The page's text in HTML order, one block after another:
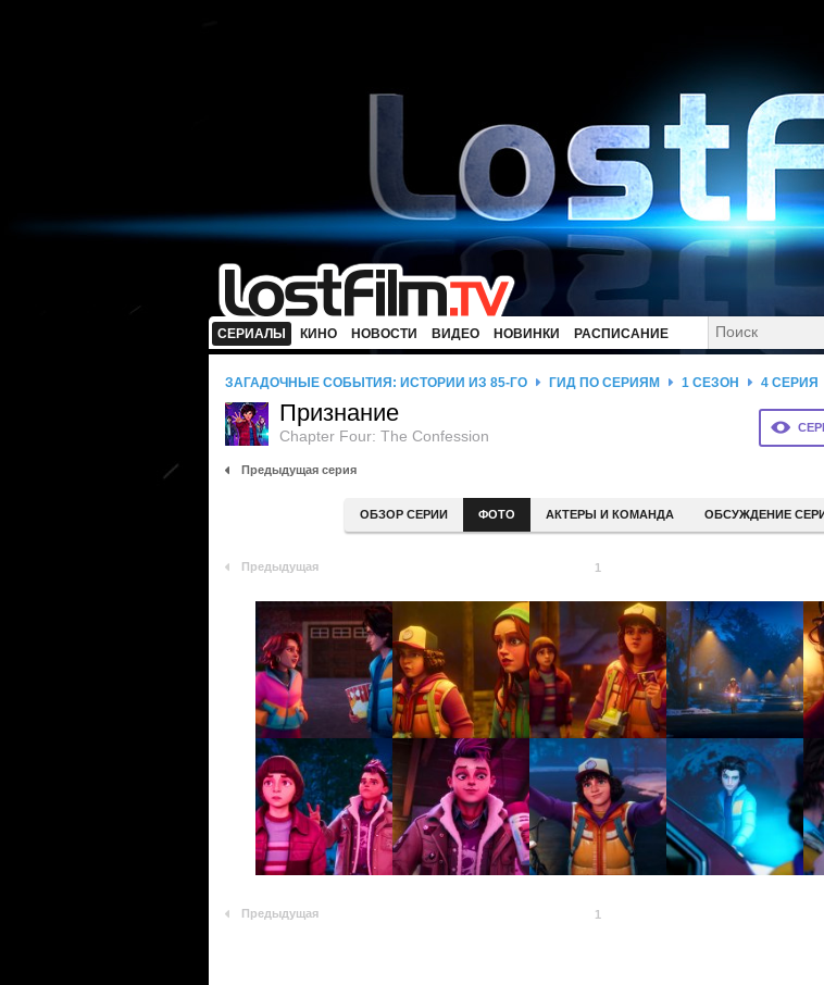
СЕРИАЛЫ КИНО НОВОСТИ ВИДЕО НОВИНКИ РАСПИСАНИЕ
ЗАГАДОЧНЫЕ СОБЫТИЯ: ИСТОРИИ ИЗ 85-ГО ГИД ПО СЕРИЯМ 1 СЕЗОН 4 СЕРИЯ
Признание
Chapter Four: The Confession
Предыдущая серия
ОБЗОР СЕРИИ ФОТО АКТЕРЫ И КОМАНДА ОБСУЖДЕНИЕ
Предыдущая 1
Предыдущая 1